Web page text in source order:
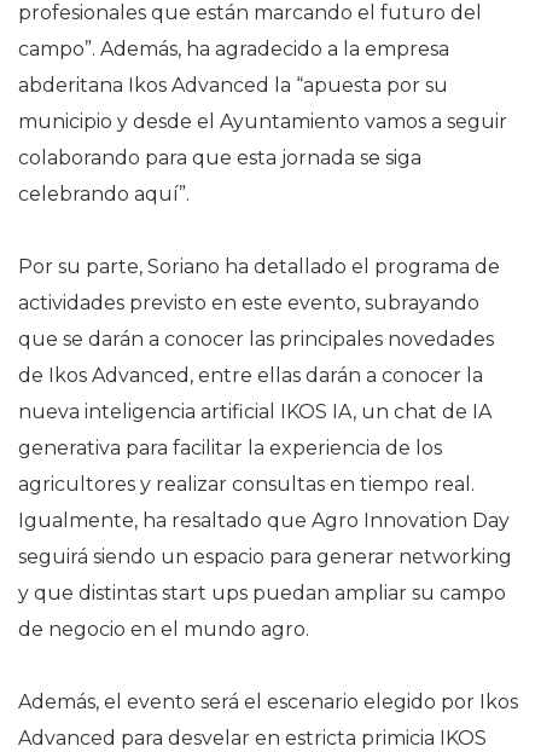
profesionales que están marcando el futuro del
campo”. Además, ha agradecido a la empresa
abderitana Ikos Advanced la “apuesta por su
municipio y desde el Ayuntamiento vamos a seguir
colaborando para que esta jornada se siga
celebrando aquí”.
Por su parte, Soriano ha detallado el programa de
actividades previsto en este evento, subrayando
que se darán a conocer las principales novedades
de Ikos Advanced, entre ellas darán a conocer la
nueva inteligencia artificial IKOS IA, un chat de IA
generativa para facilitar la experiencia de los
agricultores y realizar consultas en tiempo real.
Igualmente, ha resaltado que Agro Innovation Day
seguirá siendo un espacio para generar networking
y que distintas start ups puedan ampliar su campo
de negocio en el mundo agro.
Además, el evento será el escenario elegido por Ikos
Advanced para desvelar en estricta primicia IKOS